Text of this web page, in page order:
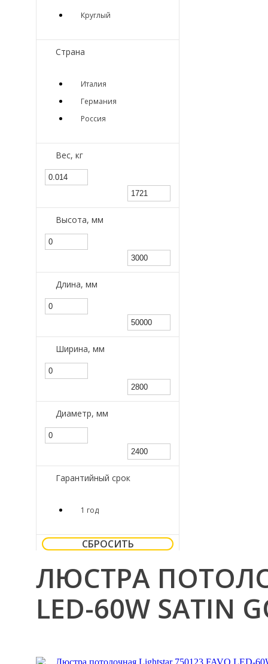
Круглый
Страна
Италия
Германия
Россия
Вес, кг
Высота, мм
Длина, мм
Ширина, мм
Диаметр, мм
Гарантийный срок
1 год
СБРОСИТЬ
ЛЮСТРА
LED-60W SATIN